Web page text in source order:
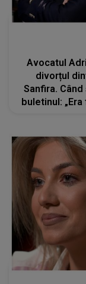
Avocatul
divorțul
Sanfira.
buletinul: